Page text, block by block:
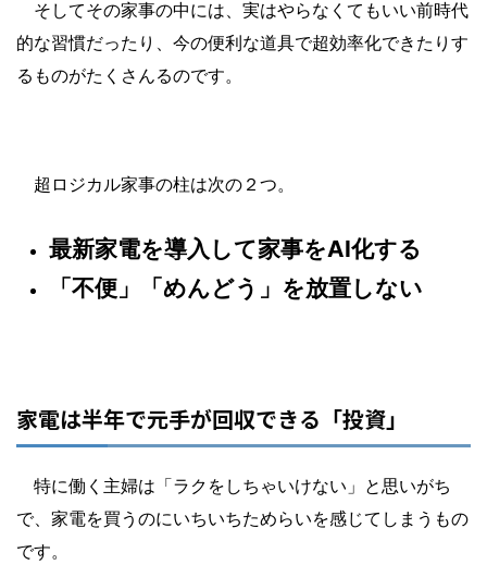
そしてその家事の中には、実はやらなくてもいい前時代
的な習慣だったり、今の便利な道具で超効率化できたりす
るものがたくさんるのです。
超ロジカル家事の柱は次の２つ。
最新家電を導入して家事をAI化する
「不便」「めんどう」を放置しない
家電は半年で元手が回収できる「投資」
特に働く主婦は「ラクをしちゃいけない」と思いがち
で、家電を買うのにいちいちためらいを感じてしまうもの
です。